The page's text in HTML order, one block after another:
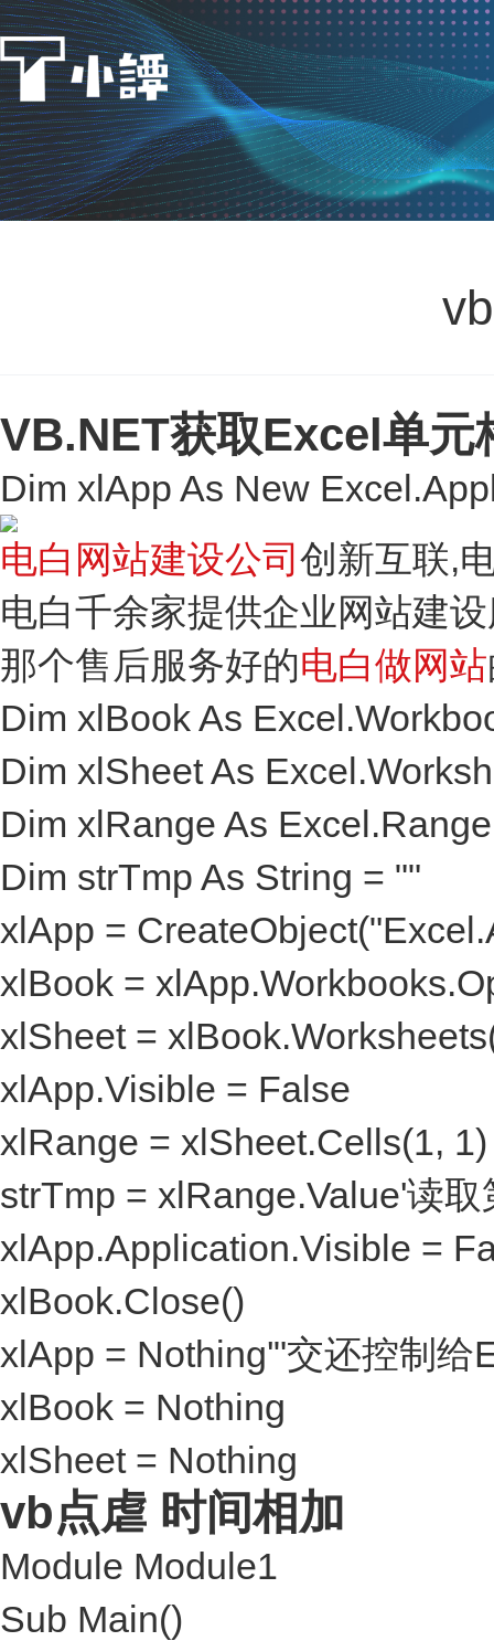
VB.NET获取Excel单元
Dim xlApp As New
电白网站建设公司 创新互联,
电白千余家提供企业网站建
那个售后服务好的电白做网站
Dim xlBook As
Dim xlSheet As
Dim xlRange As Excel.Range
Dim strTmp As String = ""
xlApp =
xlBook =
xlSheet =
xlApp.Visible = False
xlRange = xlSheet.Cells(1, 1)
strTmp = xlRange.Value'读
xlApp.Application.Visible =
xlBook.Close()
xlApp = Nothing'"交还控制给
xlBook = Nothing
xlSheet = Nothing
vb点虐 时间相加
Module Module1
Sub Main()